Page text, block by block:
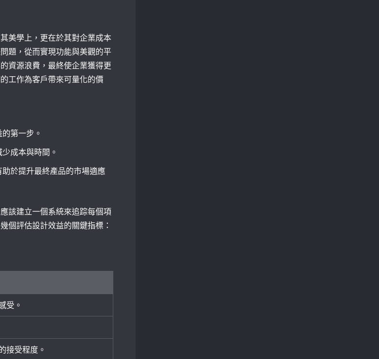
美學上，更在於其對企業成本
題，從而實現功能與美觀的平
資源浪費，最終使企業獲得更
工作為客戶帶來可量化的價
第一步。
成本與時間。
於提升最終產品的市場適應
該建立一個系統來追踪每個項
個評估設計效益的關鍵指標：
受。
接受程度。